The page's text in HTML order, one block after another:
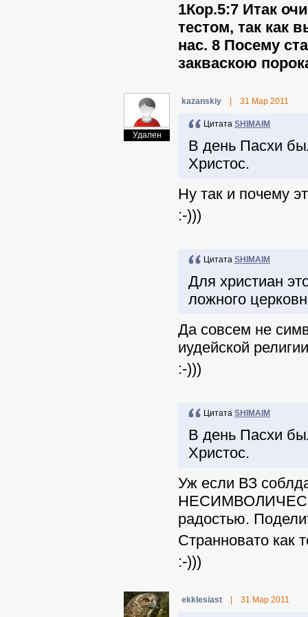
1Кор.5:7 Итак
тестом, так как
нас. 8 Посему
закваскою
Удален
kazanskiy 31 Мар 2011
Цитата SHIMAIM
В день Пасхи
Христос.
Ну так и почему
:-)))
Цитата SHIMAIM
Для христиан
ложного
Да совсем не
иудейской
:-)))
Цитата SHIMAIM
В день Пасхи
Христос.
Уж если ВЗ
радостью.
Странновато как
:-)))
ekklesiast 31 Мар 2011